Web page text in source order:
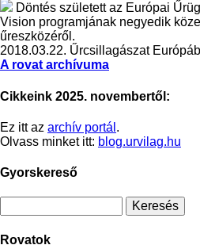
Döntés született az Európai
Vision programjának negyedik
űreszközéről.
2018.03.22. Űrcsillagászat
A rovat archívuma
Cikkeink 2025. novembertől:
Ez itt az archív portál .
Olvass minket itt: blog.urvilag.hu
Gyorskereső
Rovatok